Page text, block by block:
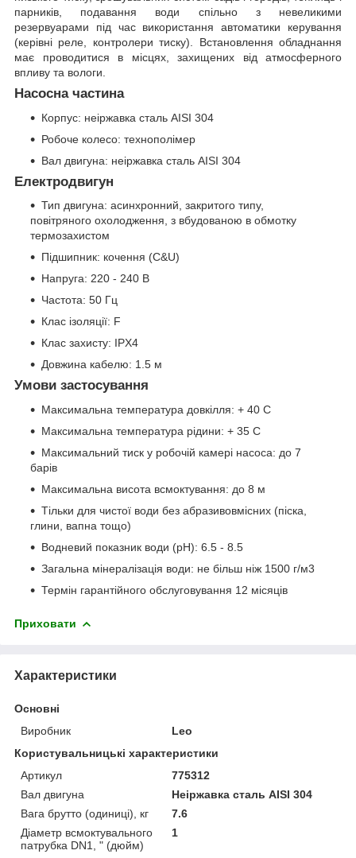
парників, подавання води спільно з невеликими
резервуарами під час використання автоматики керування
(керівні реле, контролери тиску). Встановлення обладнання
має проводитися в місцях, захищених від атмосферного
впливу та вологи.
Насосна частина
Корпус: неіржавка сталь AISI 304
Робоче колесо: технополімер
Вал двигуна: неіржавка сталь AISI 304
Електродвигун
Тип двигуна: асинхронний, закритого типу,
повітряного охолодження, з вбудованою в обмотку
термозахистом
Підшипник: кочення (C&U)
Напруга: 220 - 240 В
Частота: 50 Гц
Клас ізоляції: F
Клас захисту: IPX4
Довжина кабелю: 1.5 м
Умови застосування
Максимальна температура довкілля: + 40 С
Максимальна температура рідини: + 35 С
Максимальний тиск у робочій камері насоса: до 7
барів
Максимальна висота всмоктування: до 8 м
Тільки для чистої води без абразивовмісних (піска,
глини, вапна тощо)
Водневий показник води (рН): 6.5 - 8.5
Загальна мінералізація води: не більш ніж 1500 г/м3
Термін гарантійного обслуговування 12 місяців
Приховати
Характеристики
Основні
Виробник
Leo
Користувальницькі характеристики
Артикул
775312
Вал двигуна
Неіржавка сталь AISI 304
Вага брутто (одиниці), кг
7.6
Діаметр всмоктувального
патрубка DN1, " (дюйм)
1